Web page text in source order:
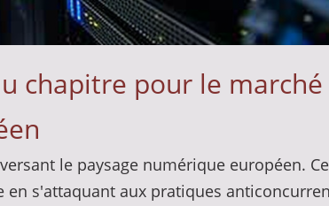
chapitre pour le
le paysage numérique européen.
s'attaquant aux pratiques